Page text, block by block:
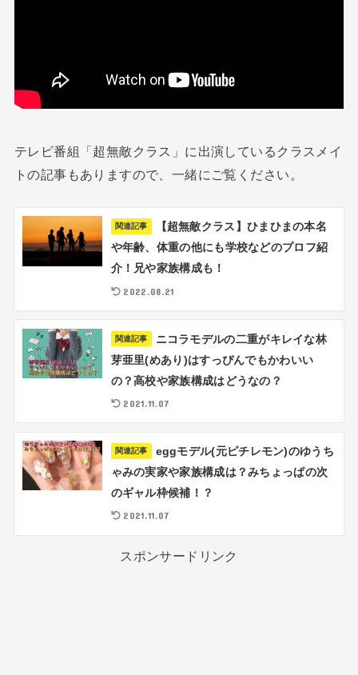
テレビ番組「超無敵クラス」に出演しているクラスメイ
トの記事もありますので、一緒にご覧ください。
関連記事
【超無敵クラス】ひまひまの本名
や年齢、体重の他にも学校などのプロフ紹
介！兄や家族構成も！
2022.08.21
関連記事
ニコラモデルの二重がキレイな林
芽亜里(めあり)はすっぴんでもかわいい
の？高校や家族構成はどうなの？
2021.11.07
関連記事
eggモデル(元ピチレモン)のゆうち
ゃみの実家や家族構成は？みちょっぱの次
のギャル枠候補！？
2021.11.07
スポンサードリンク